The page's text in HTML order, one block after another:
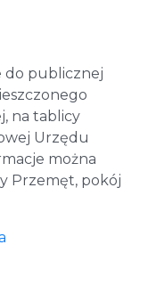
do publicznej
na tablicy
Urzędu
można
Przemęt, pokój